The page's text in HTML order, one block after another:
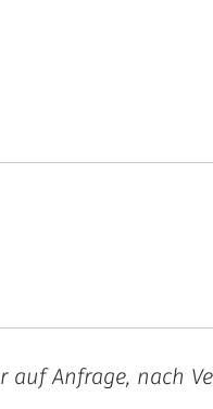
Anfrage, nach